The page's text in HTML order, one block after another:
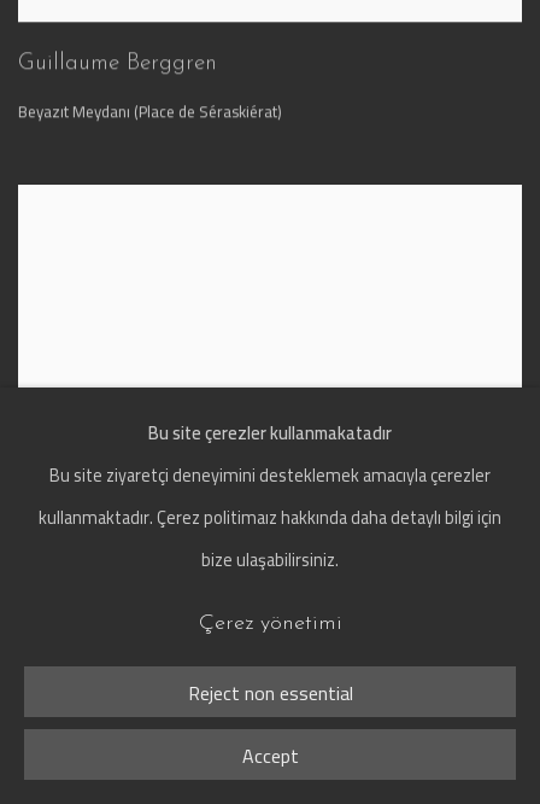
Guillaume Berggren
Beyazıt Meydanı (Place de Séraskiérat)
Bu site çerezler kullanmakatadır
Bu site ziyaretçi deneyimini desteklemek amacıyla çerezler
kullanmaktadır. Çerez politimaız hakkında daha detaylı bilgi için
bize ulaşabilirsiniz.
Çerez yönetimi
Reject non essential
Accept